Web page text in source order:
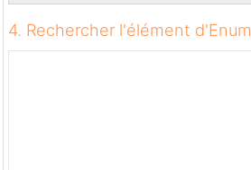
4. Rechercher l'élément d'Enum